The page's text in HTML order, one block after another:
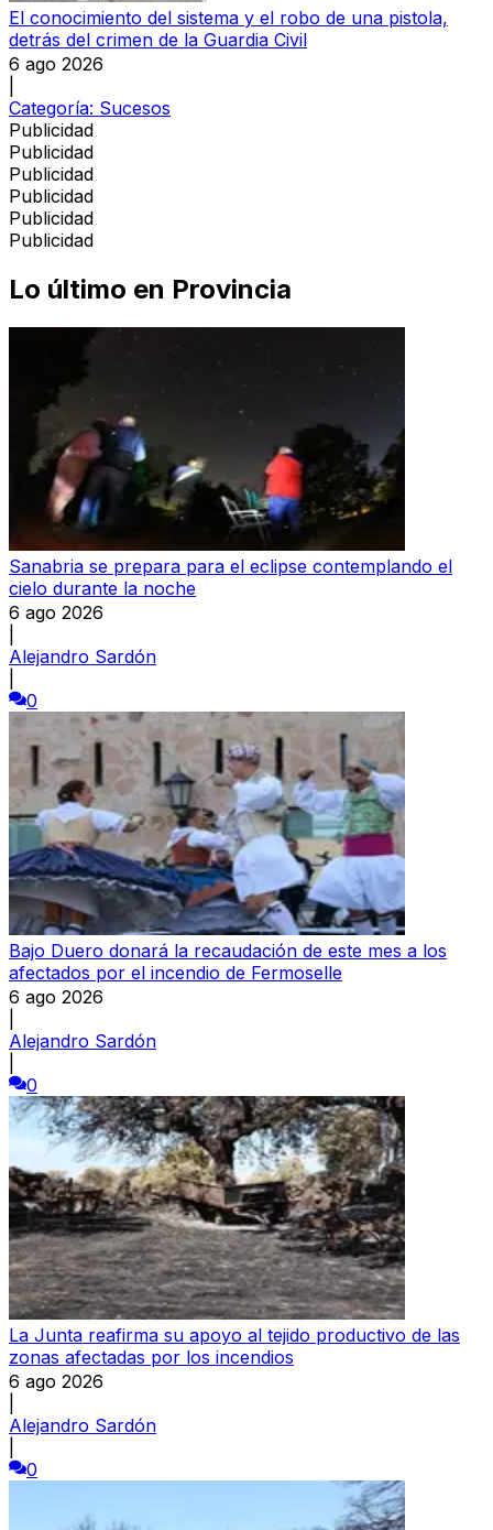
El conocimiento del sistema y el robo de una pistola,
detrás del crimen de la Guardia Civil
6 ago 2026
Categoría: Sucesos
Publicidad
Publicidad
Publicidad
Publicidad
Publicidad
Publicidad
Lo último en Provincia
Sanabria se prepara para el eclipse contemplando el
cielo durante la noche
6 ago 2026
Alejandro Sardón
0
Bajo Duero donará la recaudación de este mes a los
afectados por el incendio de Fermoselle
6 ago 2026
Alejandro Sardón
0
La Junta reafirma su apoyo al tejido productivo de las
zonas afectadas por los incendios
6 ago 2026
Alejandro Sardón
0